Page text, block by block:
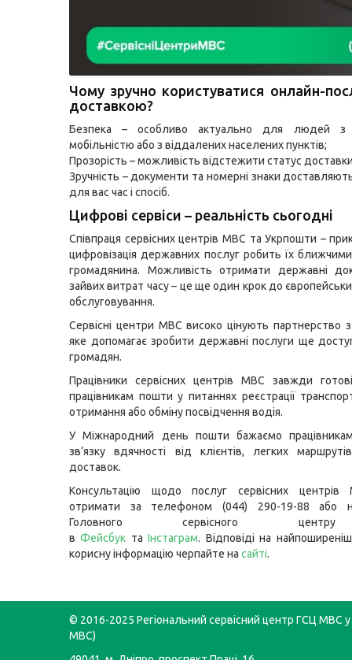
Чому зручно користуватися онлайн-
доставкою?
Безпека – особливо актуально для людей з
мобільністю або з віддалених населених пунктів;
Прозорість – можливість відстежити статус
Зручність – документи та номерні знаки
для вас час і спосіб.
Цифрові сервіси – реальність сьогодні
Співпраця сервісних центрів МВС та Укрпошти –
цифровізація державних послуг робить їх
громадянина. Можливість отримати державні
зайвих витрат часу – це ще один крок до
обслуговування.
Сервісні центри МВС високо цінують партнерство
яке допомагає зробити державні послуги ще
громадян.
Працівники сервісних центрів МВС завжди
працівникам пошти у питаннях реєстрації
отримання або обміну посвідчення водія.
У Міжнародний день пошти бажаємо
зв’язку вдячності від клієнтів, легких
доставок.
Консультацію щодо послуг сервісних
отримати за телефоном (044) 290-19-88 або
Головного сервісного
вФейсбук таІнстаграм. Відповіді на
корисну інформацію черпайте на сайті.
© 2016-2025 Регіональний сервісний центр ГСЦ МВС у
МВС)